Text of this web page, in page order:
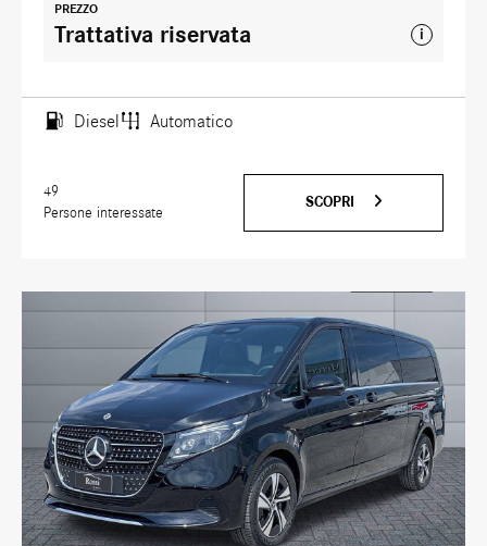
PREZZO
Trattativa riservata i
Diesel Automatico
49
Persone interessate
SCOPRI